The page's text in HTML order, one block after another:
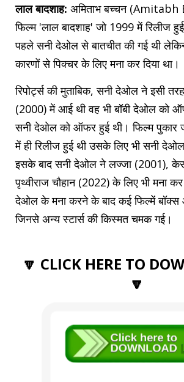
लाल बादशाह: अमिताभ बच्चन (Amitabh
फिल्म 'लाल बादशाह' जो 1999 में रिलीज
पहले सनी देओल से बातचीत की गई थी
कारणों से पिक्चर के लिए मना कर दिया था।
रिपोर्ट्स की मुताबिक, सनी देओल ने इसी
(2000) में आई थी वह भी बॉबी देओल को
सनी देओल को ऑफर हुई थी। फिल्म पुकार
में ही रिलीज हुई थी उसके लिए भी सनी देओल
इसके बाद सनी देओल ने लज्जा (2001),
पृथ्वीराज चौहान (2022) के लिए भी मना
देओल के मना करने के बाद कई फिल्में बॉक्स
जिनसे अन्य स्टार्स की किस्मत चमक गई।
🔽 CLICK HERE TO
🔽